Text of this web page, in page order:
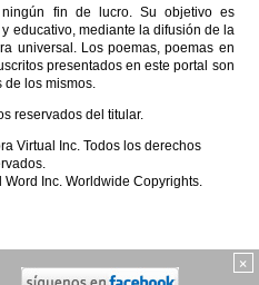
×
ningún fin de lucro. Su objetivo es
educativo, mediante la difusión de la
universal. Los poemas, poemas en
presentados en este portal son
de los mismos.
reservados del titular.
Virtual Inc. Todos los derechos
Inc. Worldwide Copyrights.